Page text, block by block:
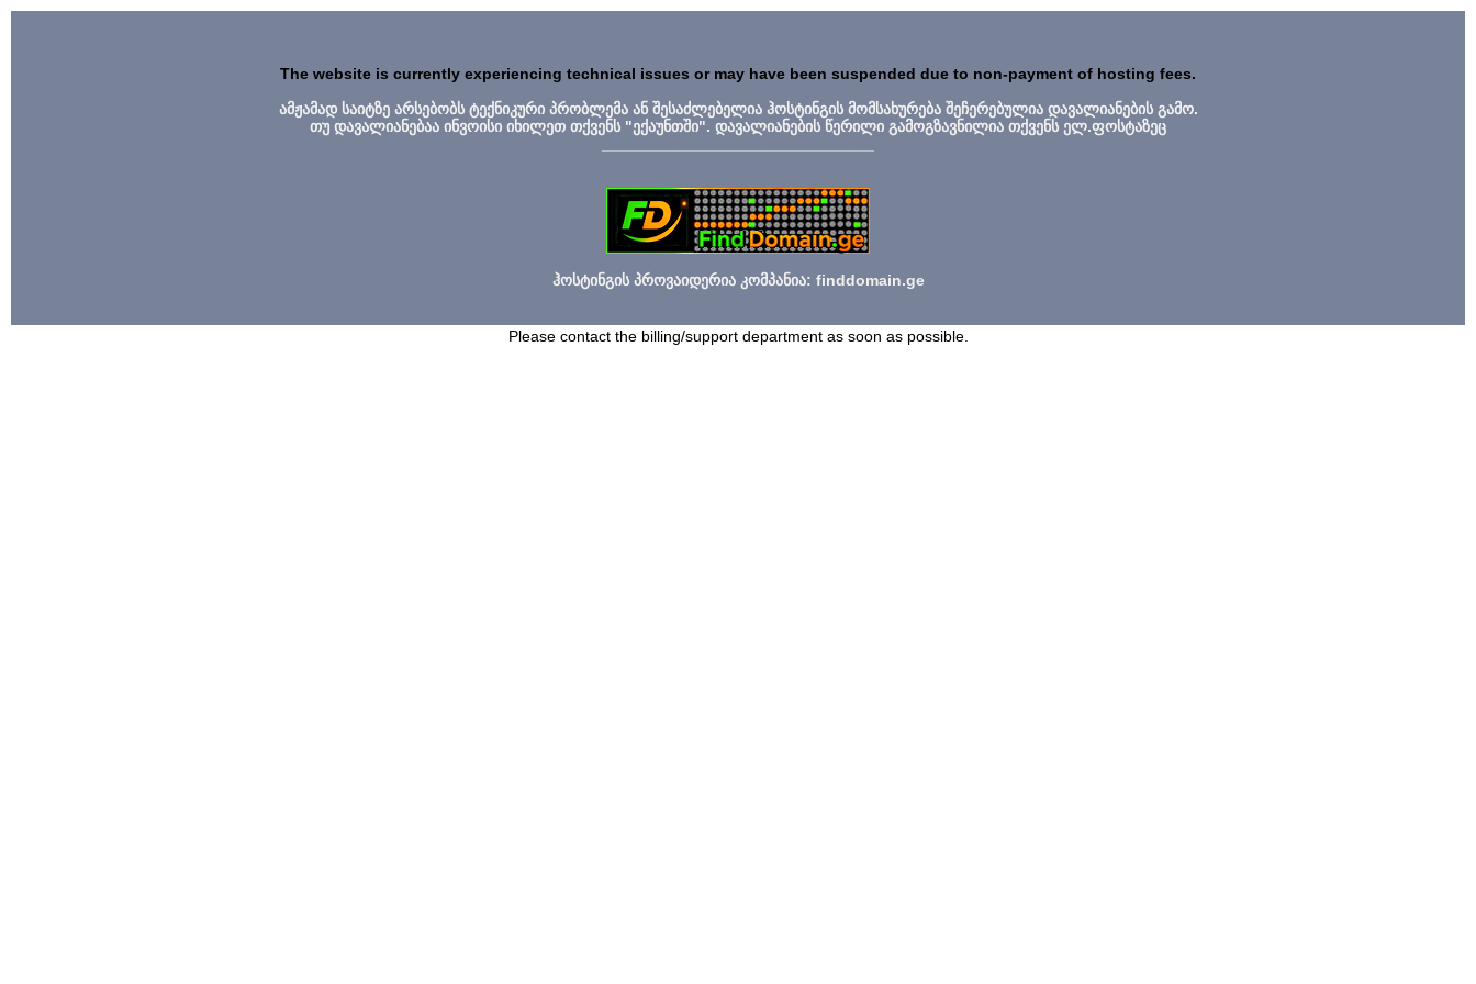
The website is currently experiencing technical issues or may have been suspended due to non-payment of hosting fees.
ამჟამად საიტზე არსებობს ტექნიკური პრობლემა ან შესაძლებელია ჰოსტინგის მომსახურება შეჩერებულია დავალიანების გამო.
თუ დავალიანებაა ინვოისი იხილეთ თქვენს "ექაუნთში". დავალიანების წერილი გამოგზავნილია თქვენს ელ.ფოსტაზეც
ჰოსტინგის პროვაიდერია კომპანია: finddomain.ge
Please contact the billing/support department as soon as possible.